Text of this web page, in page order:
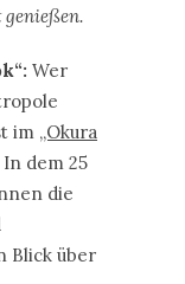
Wer
im „Okura
dem 25
die
Blick über